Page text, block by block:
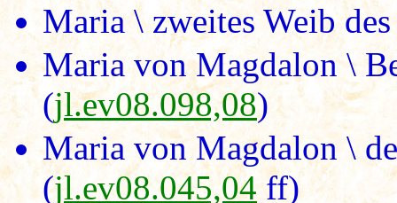
Maria \ zweites Weib
Maria von Magdalon \
(jl.ev08.098,08)
Maria von Magdalon \
(jl.ev08.045,04 ff)